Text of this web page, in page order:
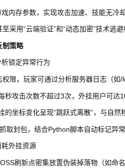
内存参数，实现攻击加速、技能无冷
采用“云端验证”和“动态加密”技术逃
制策略
锁定异常行为
限，玩家可通过分析服务器日志（如/
秒攻击次数不超过3次，外挂用户可达
坐标变化呈现“跳跃式离散”，与自然
取封包，结合Python脚本自动标记异常
外挂资源
刷新点密集放置伪装掉落物（如命